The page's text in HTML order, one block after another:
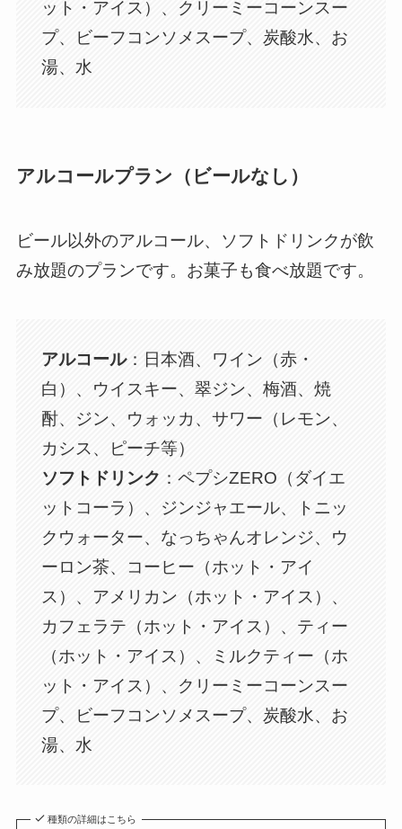
ット・アイス）、クリーミーコーンスー
プ、ビーフコンソメスープ、炭酸水、お
湯、水
アルコールプラン（ビールなし）
ビール以外のアルコール、ソフトドリンクが飲
み放題のプランです。お菓子も食べ放題です。
アルコール：日本酒、ワイン（赤・
白）、ウイスキー、翠ジン、梅酒、焼
酎、ジン、ウォッカ、サワー（レモン、
カシス、ピーチ等）
ソフトドリンク ：ペプシZERO（ダイエ
ットコーラ）、ジンジャエール、トニッ
クウォーター、なっちゃんオレンジ、ウ
ーロン茶、コーヒー（ホット・アイ
ス）、アメリカン（ホット・アイス）、
カフェラテ（ホット・アイス）、ティー
（ホット・アイス）、ミルクティー（ホ
ット・アイス）、クリーミーコーンスー
プ、ビーフコンソメスープ、炭酸水、お
湯、水
種類の詳細はこちら